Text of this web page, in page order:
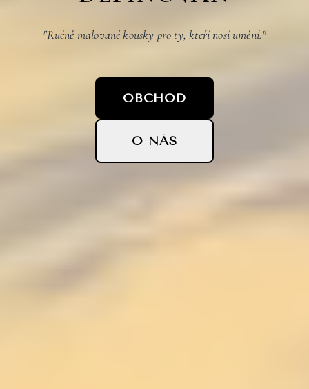
"Ručně malované kousky pro ty, kteří nosí umění."
OBCHOD
O NÁS